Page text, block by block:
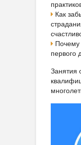
Как
Почему
первого
Занятия